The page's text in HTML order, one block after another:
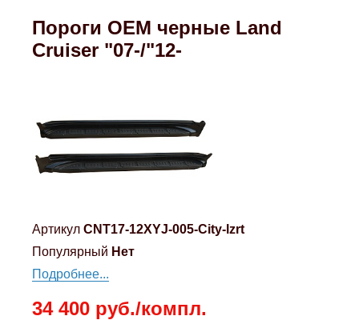
Пороги OEM черные Land
Cruiser "07-/"12-
Артикул CNT17-12XYJ-005-City-lzrt
Популярный Нет
Подробнее...
34 400 руб./компл.